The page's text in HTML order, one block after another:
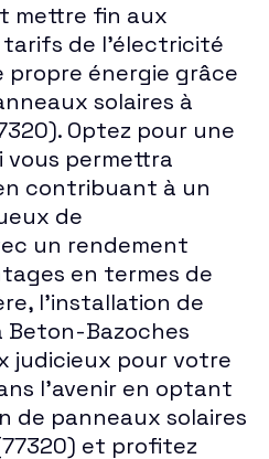
mettre fin aux
de l'électricité
énergie grâce
solaires à
Optez pour une
permettra
contribuant à un
de
un rendement
en termes de
l'installation de
Beton-Bazoches
judicieux pour votre
l'avenir en optant
de panneaux solaires
et profitez